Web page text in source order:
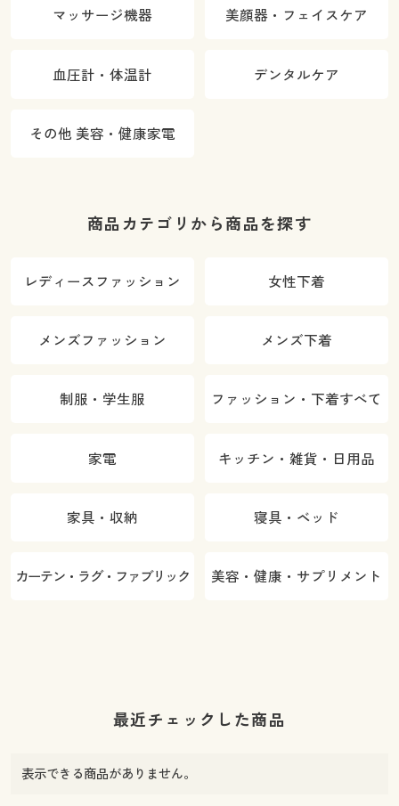
マッサージ機器 美顔器・フェイスケア
血圧計・体温計 デンタルケア
その他 美容・健康家電
商品カテゴリから商品を探す
レディースファッション 女性下着
メンズファッション メンズ下着
制服・学生服 ファッション・下着すべて
家電 キッチン・雑貨・日用品
家具・収納 寝具・ベッド
カーテン・ラグ・ファブリック 美容・健康・サプリメント
最近チェックした商品
表示できる商品がありません。